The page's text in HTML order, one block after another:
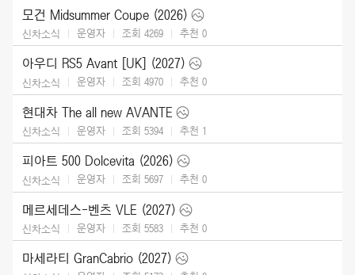
모건 Midsummer Coupe (2026)
신차소식 운영자 조회 4269 추천 0
아우디 RS5 Avant [UK] (2027)
신차소식 운영자 조회 4970 추천 0
현대차 The all new AVANTE
신차소식 운영자 조회 5394 추천 1
피아트 500 Dolcevita (2026)
신차소식 운영자 조회 5697 추천 0
메르세데스-벤츠 VLE (2027)
신차소식 운영자 조회 5583 추천 0
마세라티 GranCabrio (2027)